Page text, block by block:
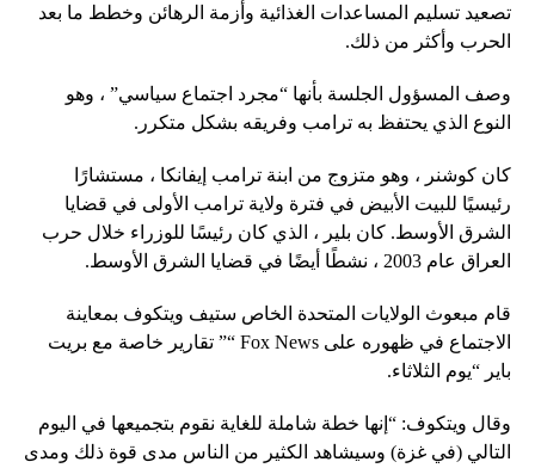
تصعيد تسليم المساعدات الغذائية وأزمة الرهائن وخطط ما بعد
الحرب وأكثر من ذلك.
وصف المسؤول الجلسة بأنها “مجرد اجتماع سياسي” ، وهو
النوع الذي يحتفظ به ترامب وفريقه بشكل متكرر.
كان كوشنر ، وهو متزوج من ابنة ترامب إيفانكا ، مستشارًا
رئيسيًا للبيت الأبيض في فترة ولاية ترامب الأولى في قضايا
الشرق الأوسط. كان بلير ، الذي كان رئيسًا للوزراء خلال حرب
العراق عام 2003 ، نشطًا أيضًا في قضايا الشرق الأوسط.
قام مبعوث الولايات المتحدة الخاص ستيف ويتكوف بمعاينة
الاجتماع في ظهوره على Fox News “” تقارير خاصة مع بريت
باير “يوم الثلاثاء.
وقال ويتكوف: “إنها خطة شاملة للغاية نقوم بتجميعها في اليوم
التالي (في غزة) وسيشاهد الكثير من الناس مدى قوة ذلك ومدى